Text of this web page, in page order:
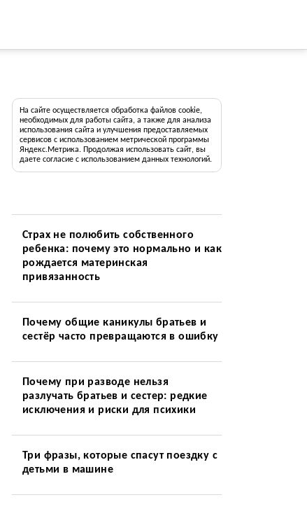
На сайте осуществляется обработка файлов cookie,
необходимых для работы сайта, а также для анализа
использования сайта и улучшения предоставляемых
сервисов с использованием метрической программы
Яндекс.Метрика. Продолжая использовать сайт, вы
даете согласие с использованием данных технологий.
Страх не полюбить собственного
ребенка: почему это нормально и как
рождается материнская
привязанность
Почему общие каникулы братьев и
сестёр часто превращаются в ошибку
Почему при разводе нельзя
разлучать братьев и сестер: редкие
исключения и риски для психики
Три фразы, которые спасут поездку с
детьми в машине